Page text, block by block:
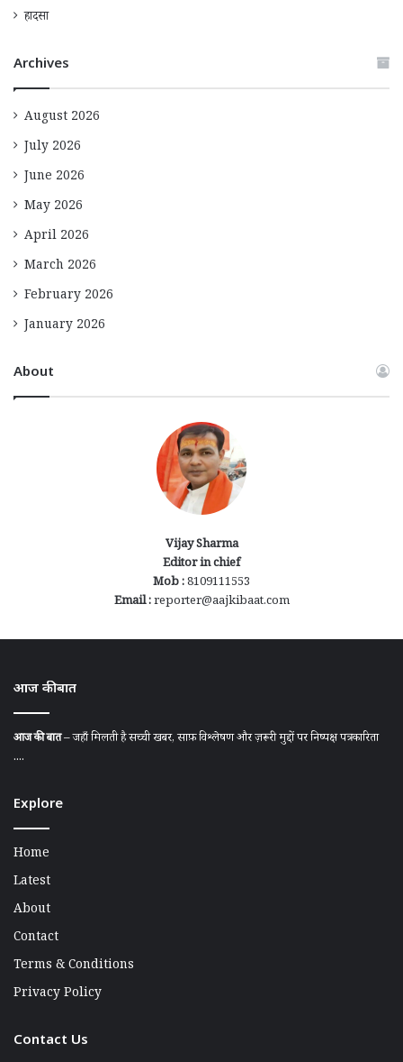
हादसा
Archives
August 2026
July 2026
June 2026
May 2026
April 2026
March 2026
February 2026
January 2026
About
Vijay Sharma
Editor in chief
Mob :8109111553
Email :reporter@aajkibaat.com
आज की बात
आज की बात– जहाँ मिलती है सच्ची खबर, साफ़ विश्लेषण और ज़रूरी मुद्दों पर निष्पक्ष पत्रकारिता
....
Explore
Home
Latest
About
Contact
Terms & Conditions
Privacy Policy
Contact Us